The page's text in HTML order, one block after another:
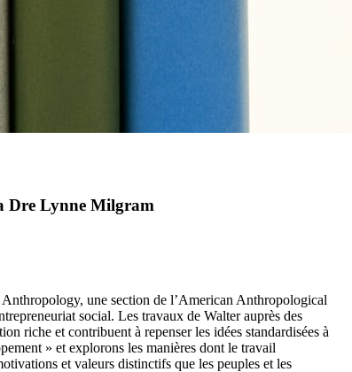
Dre Lynne Milgram
Anthropology, une section de l’American Anthropological
social. Les travaux de Walter auprès des
riche et contribuent à repenser les idées standardisées à
» et explorons les manières dont le travail
et valeurs distinctifs que les peuples et les